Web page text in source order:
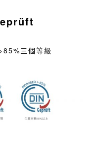
三個等級